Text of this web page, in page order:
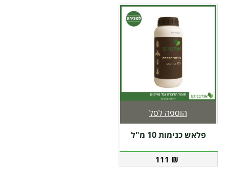
פלאש כנימות 10 מ"ל
111 ₪
הוספה לסל